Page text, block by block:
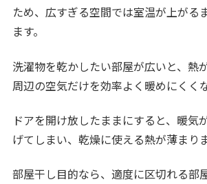
ため、広すぎる空間では室温が上がる
ます。
洗濯物を乾かしたい部屋が広いと、熱
周辺の空気だけを効率よく暖めにくく
ドアを開け放したままにすると、暖気
げてしまい、乾燥に使える熱が薄まりま
部屋干し目的なら、適度に区切れる部